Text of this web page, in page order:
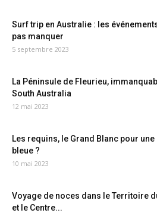
Surf trip en Australie : les
pas manquer
5 septembre 2023
La Péninsule de Fleurieu,
South Australia
12 mai 2023
Les requins, le Grand Blanc pour une
bleue ?
10 mai 2023
Voyage de noces dans le Territoire
et le Centre...